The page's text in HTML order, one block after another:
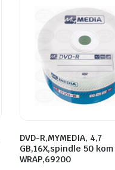
DVD-R,MYMEDIA, 4,7
GB,16X,spindle 50 kom
WRAP,69200